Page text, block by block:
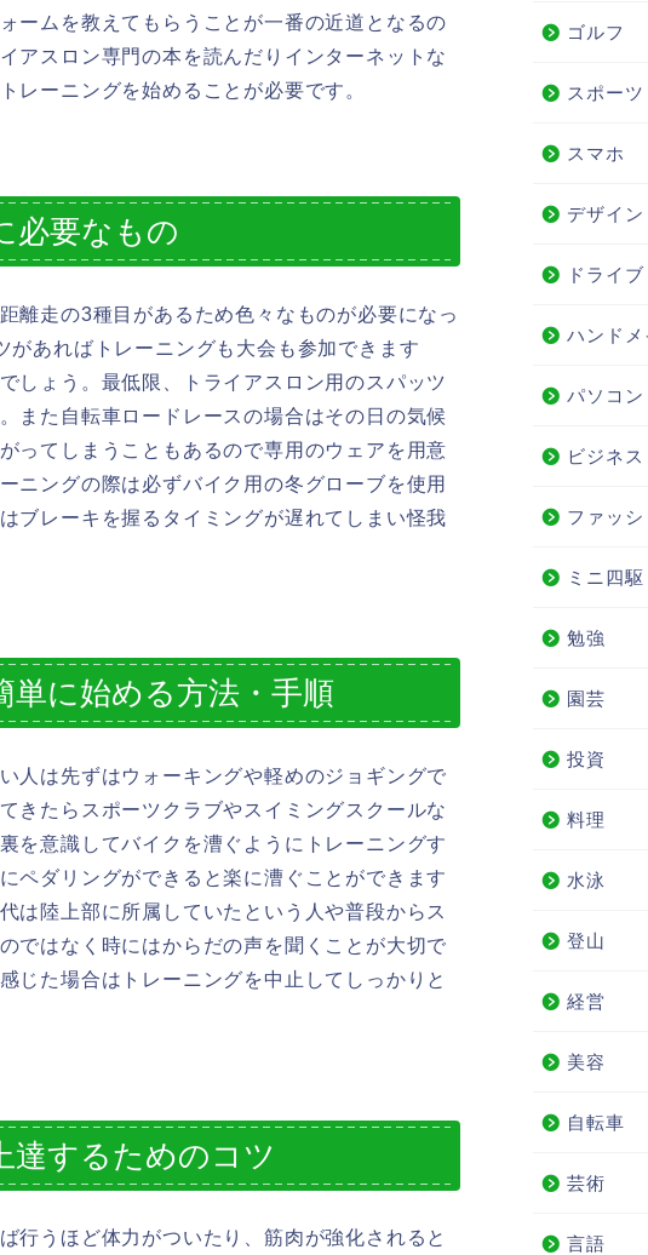
ームを教えてもらうことが一番の近道となるの
アスロン専門の本を読んだりインターネットな
レーニングを始めることが必要です。
必要なもの
離走の3種目があるため色々なものが必要になっ
あればトレーニングも大会も参加できます
しょう。最低限、トライアスロン用のスパッツ
また自転車ロードレースの場合はその日の気候
ってしまうこともあるので専用のウェアを用意
ニングの際は必ずバイク用の冬グローブを使用
ブレーキを握るタイミングが遅れてしまい怪我
単に始める方法・手順
人は先ずはウォーキングや軽めのジョギングで
きたらスポーツクラブやスイミングスクールな
を意識してバイクを漕ぐようにトレーニングす
ペダリングができると楽に漕ぐことができます
は陸上部に所属していたという人や普段からス
ではなく時にはからだの声を聞くことが大切で
じた場合はトレーニングを中止してしっかりと
達するためのコツ
行うほど体力がついたり、筋肉が強化されると
ゴルフ
スポーツ
スマホ
デザイン
ドライブ
ハンドメ
パソコン
ビジネス
ファッシ
ミニ四駆
勉強
園芸
投資
料理
水泳
登山
経営
美容
自転車
芸術
言語